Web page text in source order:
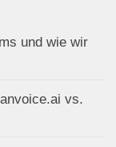
und wie wir
vs.